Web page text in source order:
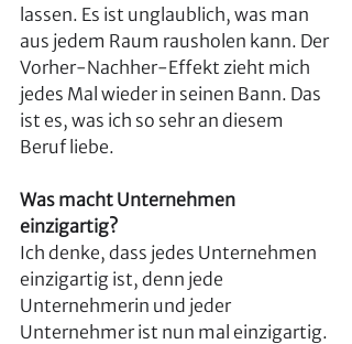
lassen. Es ist unglaublich, was man
aus jedem Raum rausholen kann. Der
Vorher-Nachher-Effekt zieht mich
jedes Mal wieder in seinen Bann. Das
ist es, was ich so sehr an diesem
Beruf liebe.
Was macht Unternehmen
einzigartig?
Ich denke, dass jedes Unternehmen
einzigartig ist, denn jede
Unternehmerin und jeder
Unternehmer ist nun mal einzigartig.